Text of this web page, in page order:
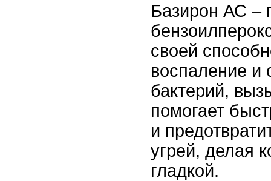
Базирон АС –
своей
воспаление и
бактерий,
помогает
и
угрей, делая
гладкой.